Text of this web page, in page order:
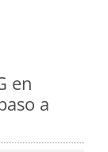
en
a